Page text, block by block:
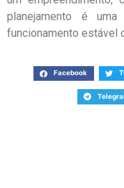
planejamento é
funcionamento estável
Facebook